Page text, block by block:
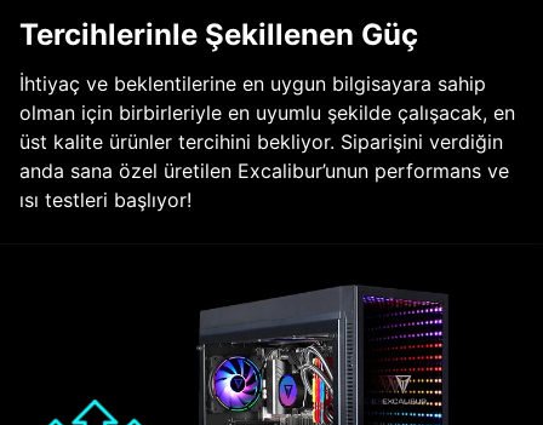
Tercihlerinle Şekillenen Güç
İhtiyaç ve beklentilerine en uygun bilgisayara sahip
olman için birbirleriyle en uyumlu şekilde çalışacak, en
üst kalite ürünler tercihini bekliyor. Siparişini verdiğin
anda sana özel üretilen Excalibur’unun performans ve
ısı testleri başlıyor!